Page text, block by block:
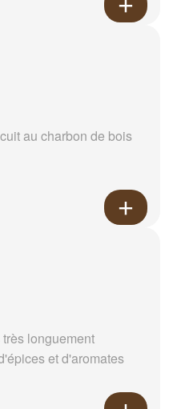
au charbon de bois
longuement
et d'aromates